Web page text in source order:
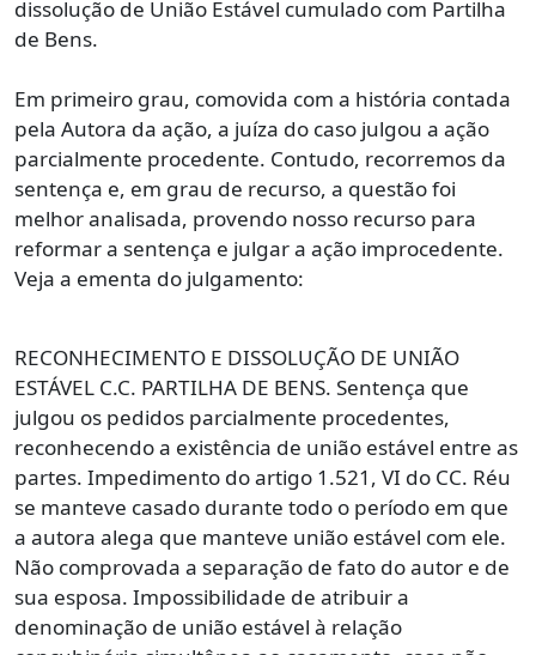
dissolução de União Estável cumulado com Partilha
de Bens.
Em primeiro grau, comovida com a história contada
pela Autora da ação, a juíza do caso julgou a ação
parcialmente procedente. Contudo, recorremos da
sentença e, em grau de recurso, a questão foi
melhor analisada, provendo nosso recurso para
reformar a sentença e julgar a ação improcedente.
Veja a ementa do julgamento:
RECONHECIMENTO E DISSOLUÇÃO DE UNIÃO
ESTÁVEL C.C. PARTILHA DE BENS. Sentença que
julgou os pedidos parcialmente procedentes,
reconhecendo a existência de união estável entre as
partes. Impedimento do artigo 1.521, VI do CC. Réu
se manteve casado durante todo o período em que
a autora alega que manteve união estável com ele.
Não comprovada a separação de fato do autor e de
sua esposa. Impossibilidade de atribuir a
denominação de união estável à relação